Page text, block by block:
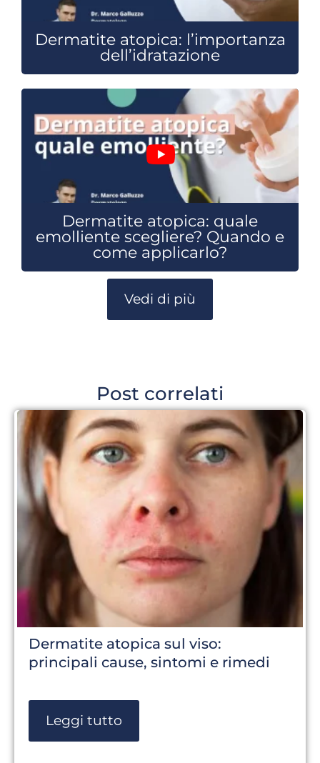
Dermatite atopica: l’importanza
dell’idratazione
Dermatite atopica: quale
emolliente scegliere? Quando e
come applicarlo?
Vedi di più
Post correlati
Dermatite atopica sul viso:
principali cause, sintomi e rimedi
Leggi tutto